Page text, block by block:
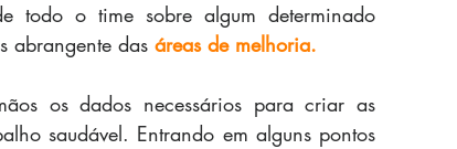
todo o time sobre algum determinado
abrangente das áreas de melhoria.
saudável. Entrando em alguns pontos